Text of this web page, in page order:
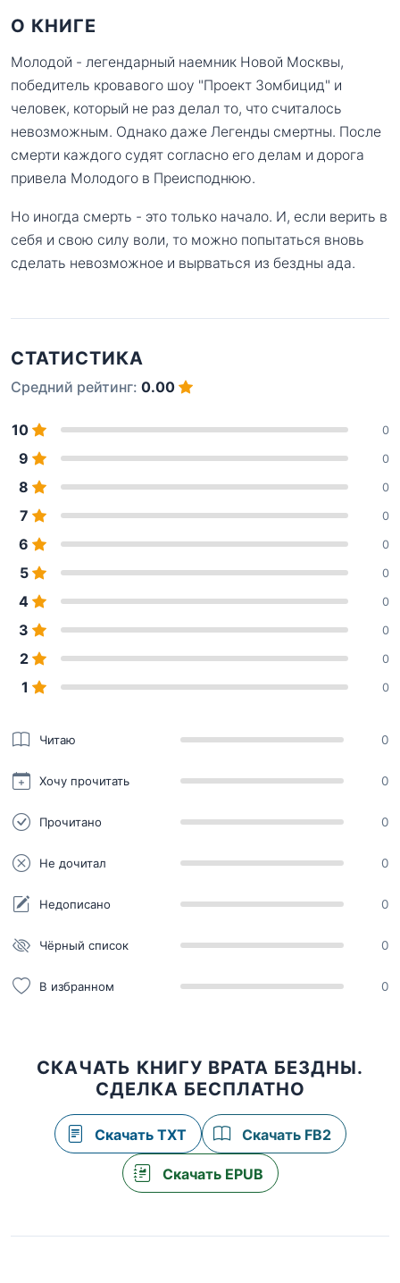
О КНИГЕ
Молодой - легендарный наемник Новой Москвы,
победитель кровавого шоу "Проект Зомбицид" и
человек, который не раз делал то, что считалось
невозможным. Однако даже Легенды смертны. После
смерти каждого судят согласно его делам и дорога
привела Молодого в Преисподнюю.
Но иногда смерть - это только начало. И, если верить в
себя и свою силу воли, то можно попытаться вновь
сделать невозможное и вырваться из бездны ада.
СТАТИСТИКА
Средний рейтинг: 0.00
10 0
9 0
8 0
7 0
6 0
5 0
4 0
3 0
2 0
1 0
Читаю 0
Хочу прочитать 0
Прочитано 0
Не дочитал 0
Недописано 0
Чёрный список 0
В избранном 0
СКАЧАТЬ КНИГУ ВРАТА БЕЗДНЫ.
СДЕЛКА БЕСПЛАТНО
Скачать TXT Скачать FB2
Скачать EPUB